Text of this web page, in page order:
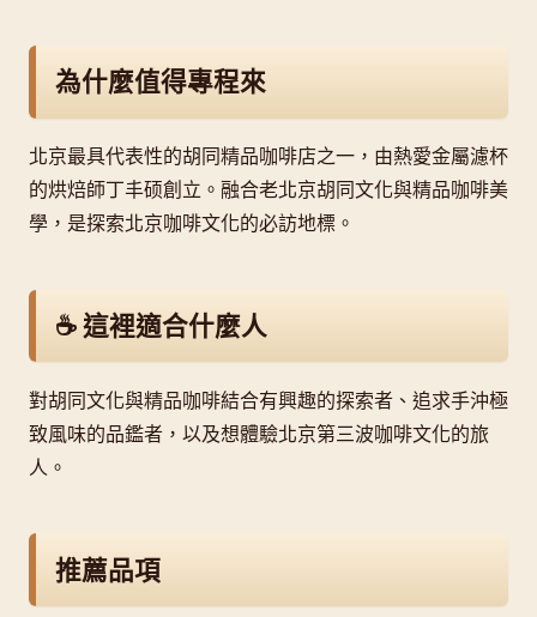
為什麼值得專程來
北京最具代表性的胡同精品咖啡店之一，由熱愛金屬濾杯
的烘焙師丁丰硕創立。融合老北京胡同文化與精品咖啡美
學，是探索北京咖啡文化的必訪地標。
☕ 這裡適合什麼人
對胡同文化與精品咖啡結合有興趣的探索者、追求手沖極
致風味的品鑑者，以及想體驗北京第三波咖啡文化的旅
人。
推薦品項